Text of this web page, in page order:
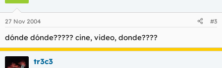
27 Nov 2004 #3
dónde dónde????? cine, video, donde????
tr3c3